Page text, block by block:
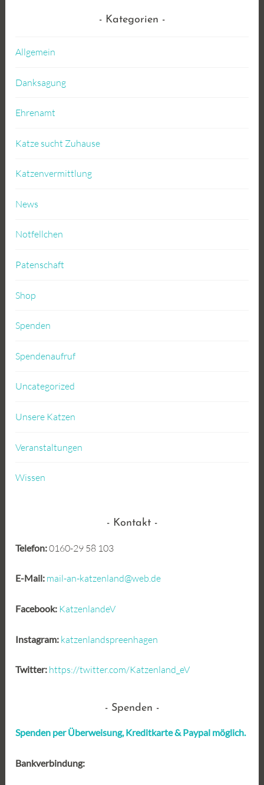
Kategorien
Allgemein
Danksagung
Ehrenamt
Katze sucht Zuhause
Katzenvermittlung
News
Notfellchen
Patenschaft
Shop
Spenden
Spendenaufruf
Uncategorized
Unsere Katzen
Veranstaltungen
Wissen
Kontakt
Telefon:0160-29 58 103
E-Mail: mail-an-katzenland@web.de
Facebook: KatzenlandeV
Instagram: katzenlandspreenhagen
Twitter: https://twitter.com/Katzenland_eV
Spenden
Spenden per Überweisung, Kreditkarte & Paypal möglich.
Bankverbindung: